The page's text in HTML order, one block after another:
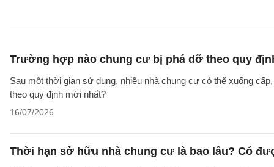
Trường hợp nào chung cư bị phá dỡ theo quy
Sau một thời gian sử dụng, nhiều nhà chung cư có thể xuống
theo quy định mới nhất?
16/07/2026
Thời hạn sở hữu nhà chung cư là bao lâu? Có